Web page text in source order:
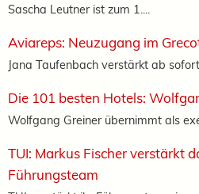
Sascha Leutner ist zum 1....
Aviareps: Neuzugang im
Jana Taufenbach verstärkt ab sofort...
Die 101 besten Hotels:
Wolfgang Greiner übernimmt als
TUI: Markus Fischer verstärkt
Führungsteam